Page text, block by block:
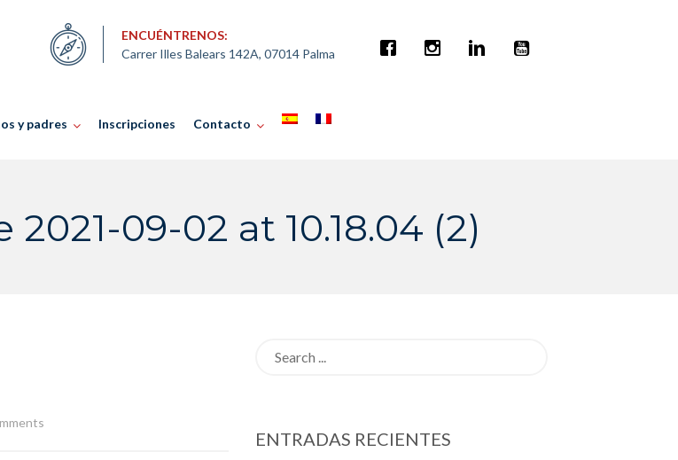
ENCUÉNTRENOS:
Carrer Illes Balears 142A, 07014 Palma
y padres Inscripciones Contacto
09-02 at 10.18.04 (2)
ENTRADAS RECIENTES